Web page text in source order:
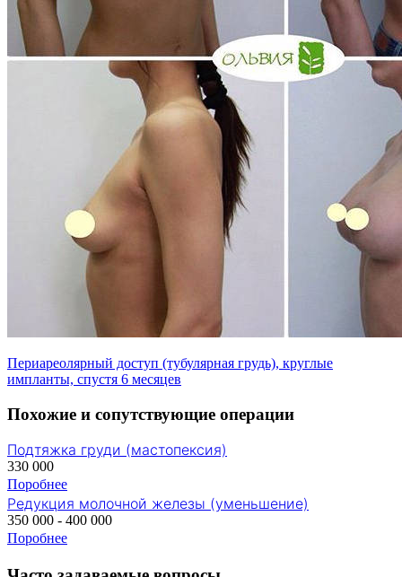
Периареолярный доступ (тубулярная грудь), круглые
импланты, спустя 6 месяцев
Похожие и сопутствующие операции
Подтяжка груди (мастопексия)
330 000
Поробнее
Редукция молочной железы (уменьшение)
350 000 - 400 000
Поробнее